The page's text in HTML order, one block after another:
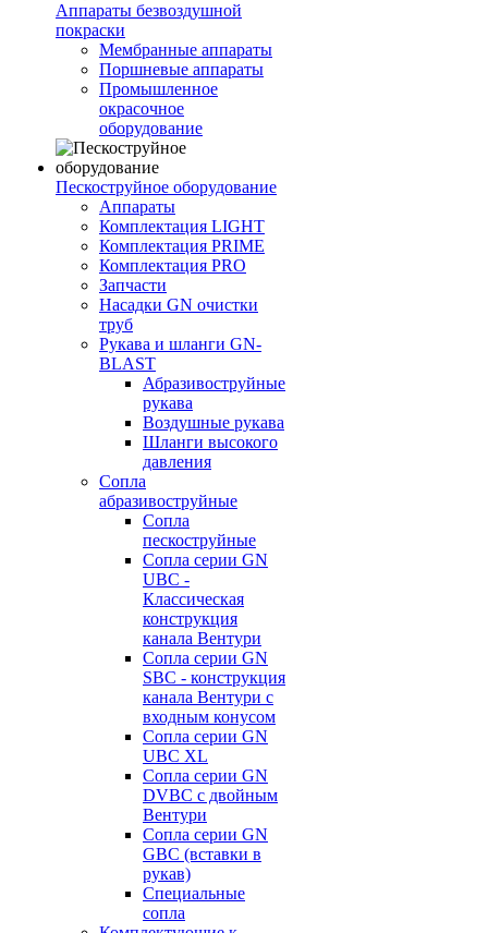
Аппараты безвоздушной
покраски
Мембранные аппараты
Поршневые аппараты
Промышленное
окрасочное
оборудование
Пескоструйное оборудование
Аппараты
Комплектация LIGHT
Комплектация PRIME
Комплектация PRO
Запчасти
Насадки GN очистки
труб
Рукава и шланги GN-
BLAST
Абразивоструйные
рукава
Воздушные рукава
Шланги высокого
давления
Сопла
абразивоструйные
Сопла
пескоструйные
Сопла серии GN
UBC -
Классическая
конструкция
канала Вентури
Сопла серии GN
SBC - конструкция
канала Вентури c
входным конусом
Сопла серии GN
UBC XL
Сопла серии GN
DVBC с двойным
Вентури
Сопла серии GN
GBC (вставки в
рукав)
Специальные
сопла